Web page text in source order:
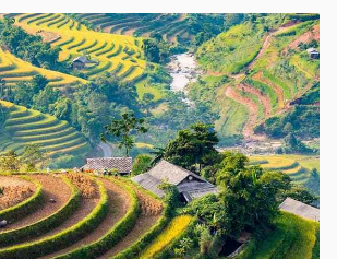
précieuse collection d’objets
diplomatiques et de témoignages du
tout en admirant une architecture bien
article, vous trouverez toutes les
pour organiser votre visite et profiter
à proximité.